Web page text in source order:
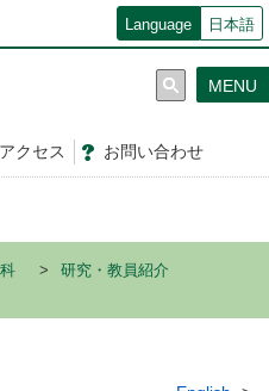
Language 日本語
アクセス お問い合わせ
MENU
研究・教員紹介